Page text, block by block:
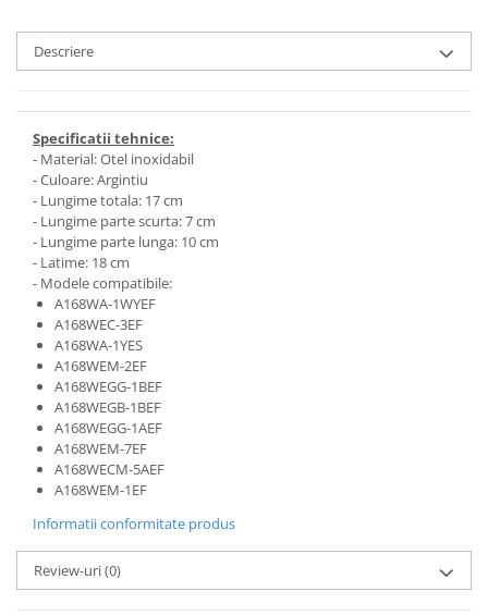
Descriere
Specificatii tehnice:
- Material: Otel inoxidabil
- Culoare: Argintiu
- Lungime totala: 17 cm
- Lungime parte scurta: 7 cm
- Lungime parte lunga: 10 cm
- Latime: 18 cm
- Modele compatibile:
A168WA-1WYEF
A168WEC-3EF
A168WA-1YES
A168WEM-2EF
A168WEGG-1BEF
A168WEGB-1BEF
A168WEGG-1AEF
A168WEM-7EF
A168WECM-5AEF
A168WEM-1EF
Informatii conformitate produs
Review-uri(0)